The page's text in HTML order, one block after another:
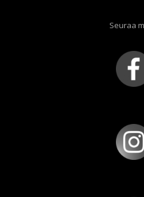
Seuraa